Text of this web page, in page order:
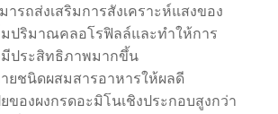
รถส่งเสริมการสังเคราะห์แสงของ
ปริมาณคลอโรฟิลล์และทำให้การ
มีประสิทธิภาพมากขึ้น
ยชนิดผสมสารอาหารให้ผลดี
ของผงกรดอะมิโนเชิงประกอบสูงกว่า